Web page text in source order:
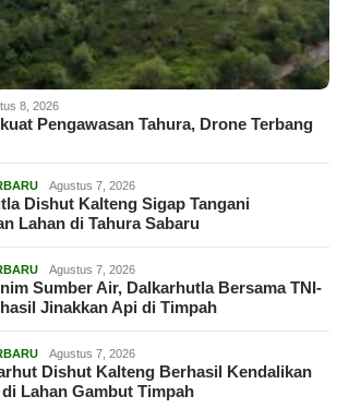
8, 2026
Pengawasan Tahura, Drone Terbang
Agustus 7, 2026
Dishut Kalteng Sigap Tangani
Lahan di Tahura Sabaru
Agustus 7, 2026
Sumber Air, Dalkarhutla Bersama TNI-
Jinakkan Api di Timpah
Agustus 7, 2026
Dishut Kalteng Berhasil Kendalikan
Lahan Gambut Timpah